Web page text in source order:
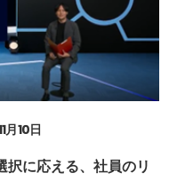
月10日
に応える、社員のリ